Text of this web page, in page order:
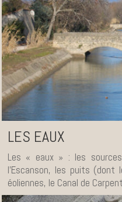
LES EAUX
Les « eaux » : les
l’Escanson, les puits
éoliennes, le Canal de